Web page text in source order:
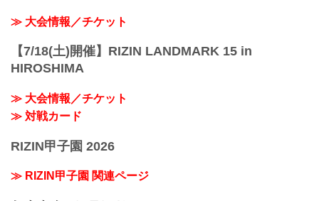
≫ 大会情報／チケット
【7/18(土)開催】RIZIN LANDMARK 15 in
HIROSHIMA
≫ 大会情報／チケット
≫ 対戦カード
RIZIN甲子園 2026
≫ RIZIN甲子園 関連ページ